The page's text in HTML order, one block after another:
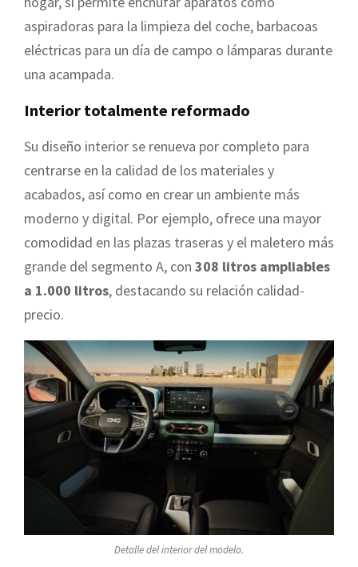
aspiradoras para la limpieza del coche, barbacoas
eléctricas para un día de campo o lámparas durante
una acampada.
Interior totalmente reformado
Su diseño interior se renueva por completo para
centrarse en la calidad de los materiales y
acabados, así como en crear un ambiente más
moderno y digital. Por ejemplo, ofrece una mayor
comodidad en las plazas traseras y el maletero más
grande del segmento A, con 308 litros ampliables
a 1.000 litros, destacando su relación calidad-
precio.
Detalle del interior del modelo.